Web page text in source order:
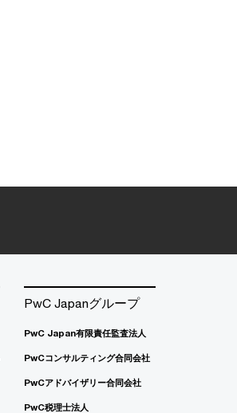
PwC Japanグループ
PwC Japan有限責任監査法人
PwCコンサルティング合同会社
PwCアドバイザリー合同会社
PwC税理士法人